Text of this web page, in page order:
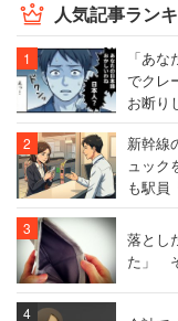
人気記事ラン
「あ
でクレ
お断り
新幹線
ュック
も駅員
落とし
た」